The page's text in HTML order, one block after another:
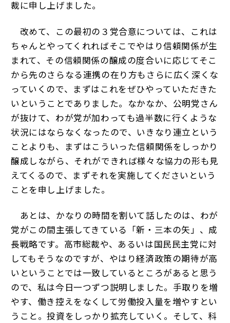
裁に申し上げました。
改めて、この最初の３党合意については、これは
ちゃんとやってくれればそこでやはり信頼関係が生
まれて、その信頼関係の醸成の度合いに応じてそこ
から先のさらなる連携の在り方もさらに広く深くな
っていくので、まずはこれをぜひやっていただきた
いということでありました。なかなか、公明党さん
が抜けて、わが党が加わっても過半数に行くような
状況にはならなくなったので、いきなり連立という
ことよりも、まずはこういった信頼関係をしっかり
醸成しながら、それができれば様々な協力の形も見
えてくるので、まずそれを実施してくださいという
ことを申し上げました。
あとは、かなりの時間を割いて話したのは、わが
党がこの間主張してきている「新・三本の矢」、成
長戦略です。高市総裁や、あるいは国民民主党に対
してもそうなのですが、やはり経済政策の期待が高
いということでは一致しているところがあると思う
ので、私は今日一つずつ説明しました。手取りを増
やす、働き控えをなくして労働投入量を増やすとい
うこと。投資をしっかり拡充していく。そして、科